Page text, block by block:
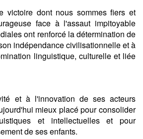
victoire dont nous sommes fiers et
face à l'assaut impitoyable
ont renforcé la détermination de
indépendance civilisationnelle et à
linguistique, culturelle et liée
et à l'innovation de ses acteurs
mieux placé pour consolider
et intellectuelles et pour
de ses enfants.